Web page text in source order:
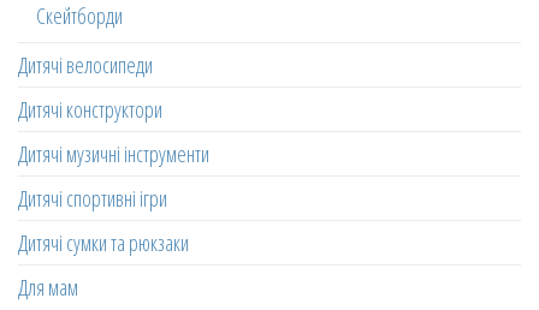
Скейтборди
Дитячі велосипеди
Дитячі конструктори
Дитячі музичні інструменти
Дитячі спортивні ігри
Дитячі сумки та рюкзаки
Для мам